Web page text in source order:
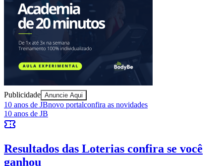
Publicidade Anuncie Aqui